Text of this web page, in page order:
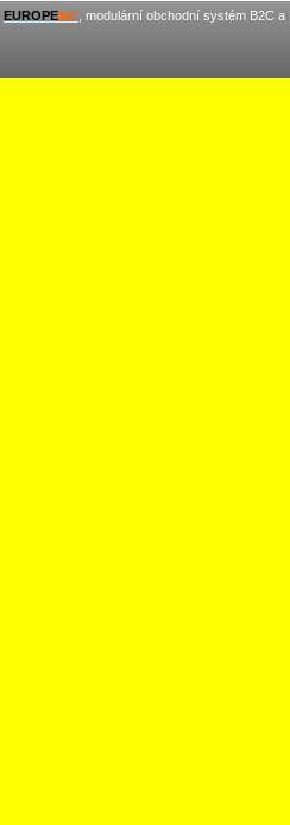
EUROPEMC , modulární obchodní systém B2C